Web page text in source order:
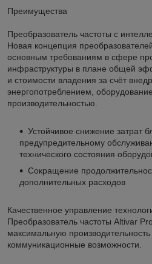
Преимущества
Преобразователь частоты с
Новая концепция
основным требованиям в сфере
инфраструктуры в плане общей
и стоимости владения за счёт
энергопотреблением,
производительностью.
Устойчивое снижение затрат
предупредительному
технического состояния
Сокращение
дополнительных расходов
Качественное управление
Преобразователь частоты Altivar
максимальную
коммуникационные возможности.